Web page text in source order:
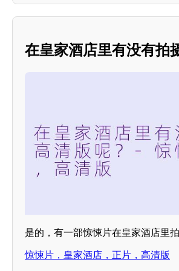
在皇家酒店里有没有拍
是的，有一部惊悚片在皇家酒店里
惊悚片，皇家酒店，正片，高清版